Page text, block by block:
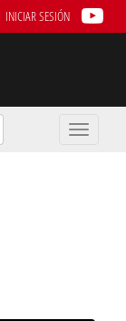
INICIAR SESIÓN
Toggle